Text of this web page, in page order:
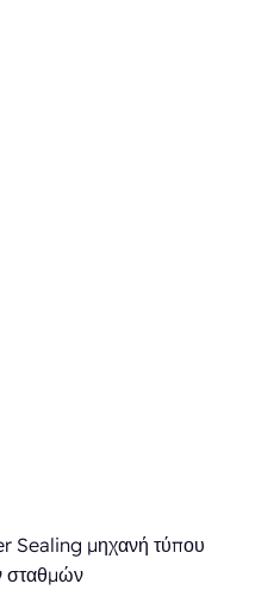
Sealing μηχανή τύπου
σταθμών